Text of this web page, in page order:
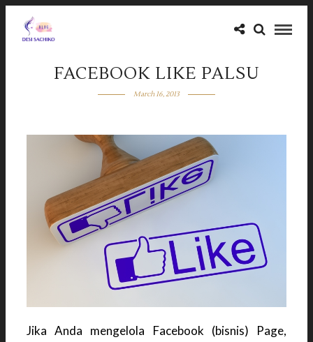
FACEBOOK LIKE PALSU
March 16, 2013
Jika Anda mengelola Facebook (bisnis) Page,